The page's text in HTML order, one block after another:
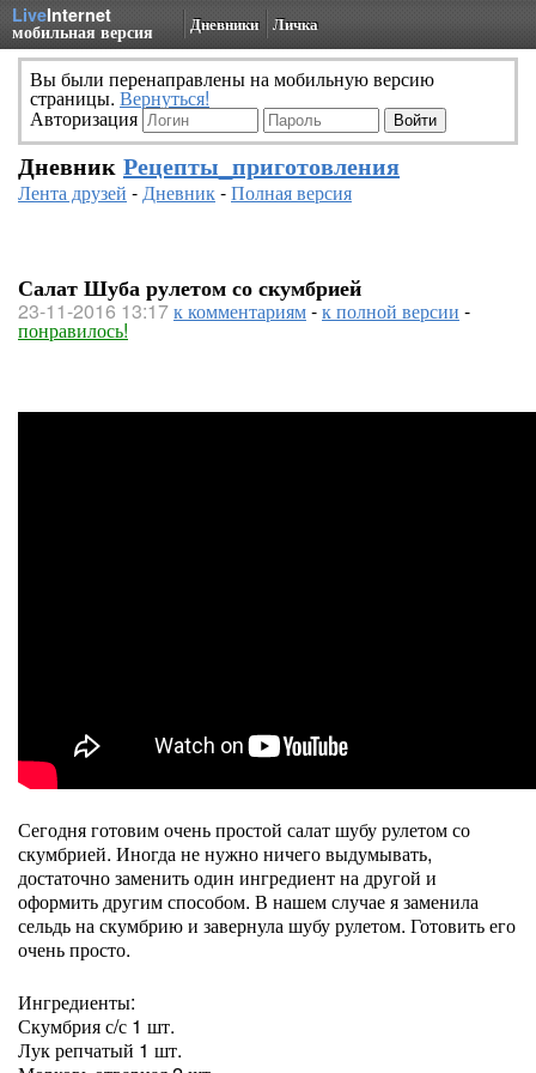
LiveInternet
мобильная версия Дневники Личка
Вы были перенаправлены на мобильную версию
страницы. Вернуться!
Авторизация
Дневник Рецепты_приготовления
Лента друзей -Дневник-Полная версия
Салат Шуба рулетом со скумбрией
23-11-2016 13:17к комментариям-к полной версии -
понравилось!
Сегодня готовим очень простой салат шубу рулетом со
скумбрией. Иногда не нужно ничего выдумывать,
достаточно заменить один ингредиент на другой и
оформить другим способом. В нашем случае я заменила
сельдь на скумбрию и завернула шубу рулетом. Готовить его
очень просто.
Ингредиенты:
Скумбрия с/с 1 шт.
Лук репчатый 1 шт.